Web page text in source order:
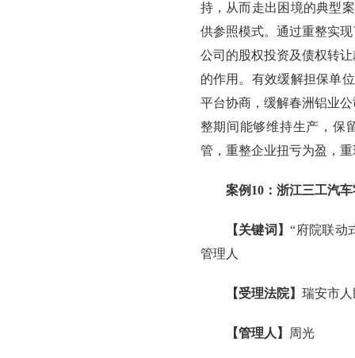
持，从而走出困境的典型
供参照模式。通过重整实
公司的股权投资及债权转
的作用。有效缓解担保单
平台协商，缓解春洲铝业
整期间能够维持生产，保
管，重整企业扭亏为盈，
案例10：浙江三工汽
【关键词】“府院联动
管理人
【受理法院】 瑞安市
【管理人】 周光